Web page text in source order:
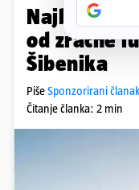
Najbolje
od zračne
Šibenika
PišeSponzorirani članak
Čitanje članka: 2 min